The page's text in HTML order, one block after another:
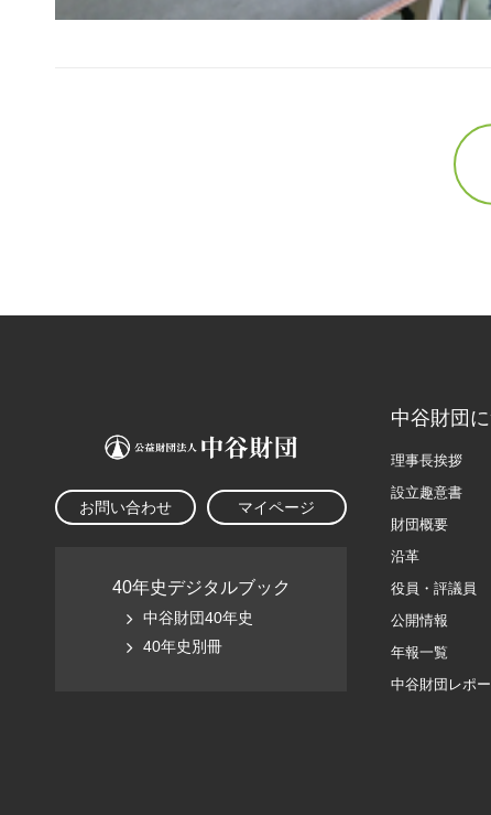
お問い合わせ マイページ
40年史デジタルブック
中谷財団40年史
40年史別冊
中谷財団に
理事長挨拶
設立趣意書
財団概要
沿革
役員・評議員
公開情報
年報一覧
中谷財団レポー